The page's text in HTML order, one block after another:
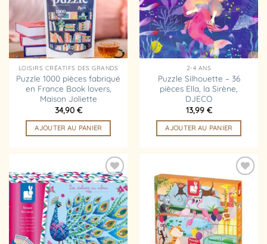
LOISIRS CRÉATIFS DES GRANDS
Puzzle 1000 pièces fabriqué
en France Book lovers,
Maison Joliette
34,90 €
AJOUTER AU PANIER
2-4 ANS
Puzzle Silhouette – 36
pièces Ella, la Sirène,
DJECO
13,99 €
AJOUTER AU PANIER
Ajouter
à la
liste
d’envies
Ajouter
à la
liste
d’envies